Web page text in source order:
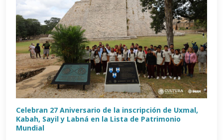
Celebran 27 Aniversario de la inscripción de Uxmal,
Kabah, Sayil y Labná en la Lista de Patrimonio
Mundial